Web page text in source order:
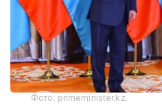
Фото: primeminister.kz.